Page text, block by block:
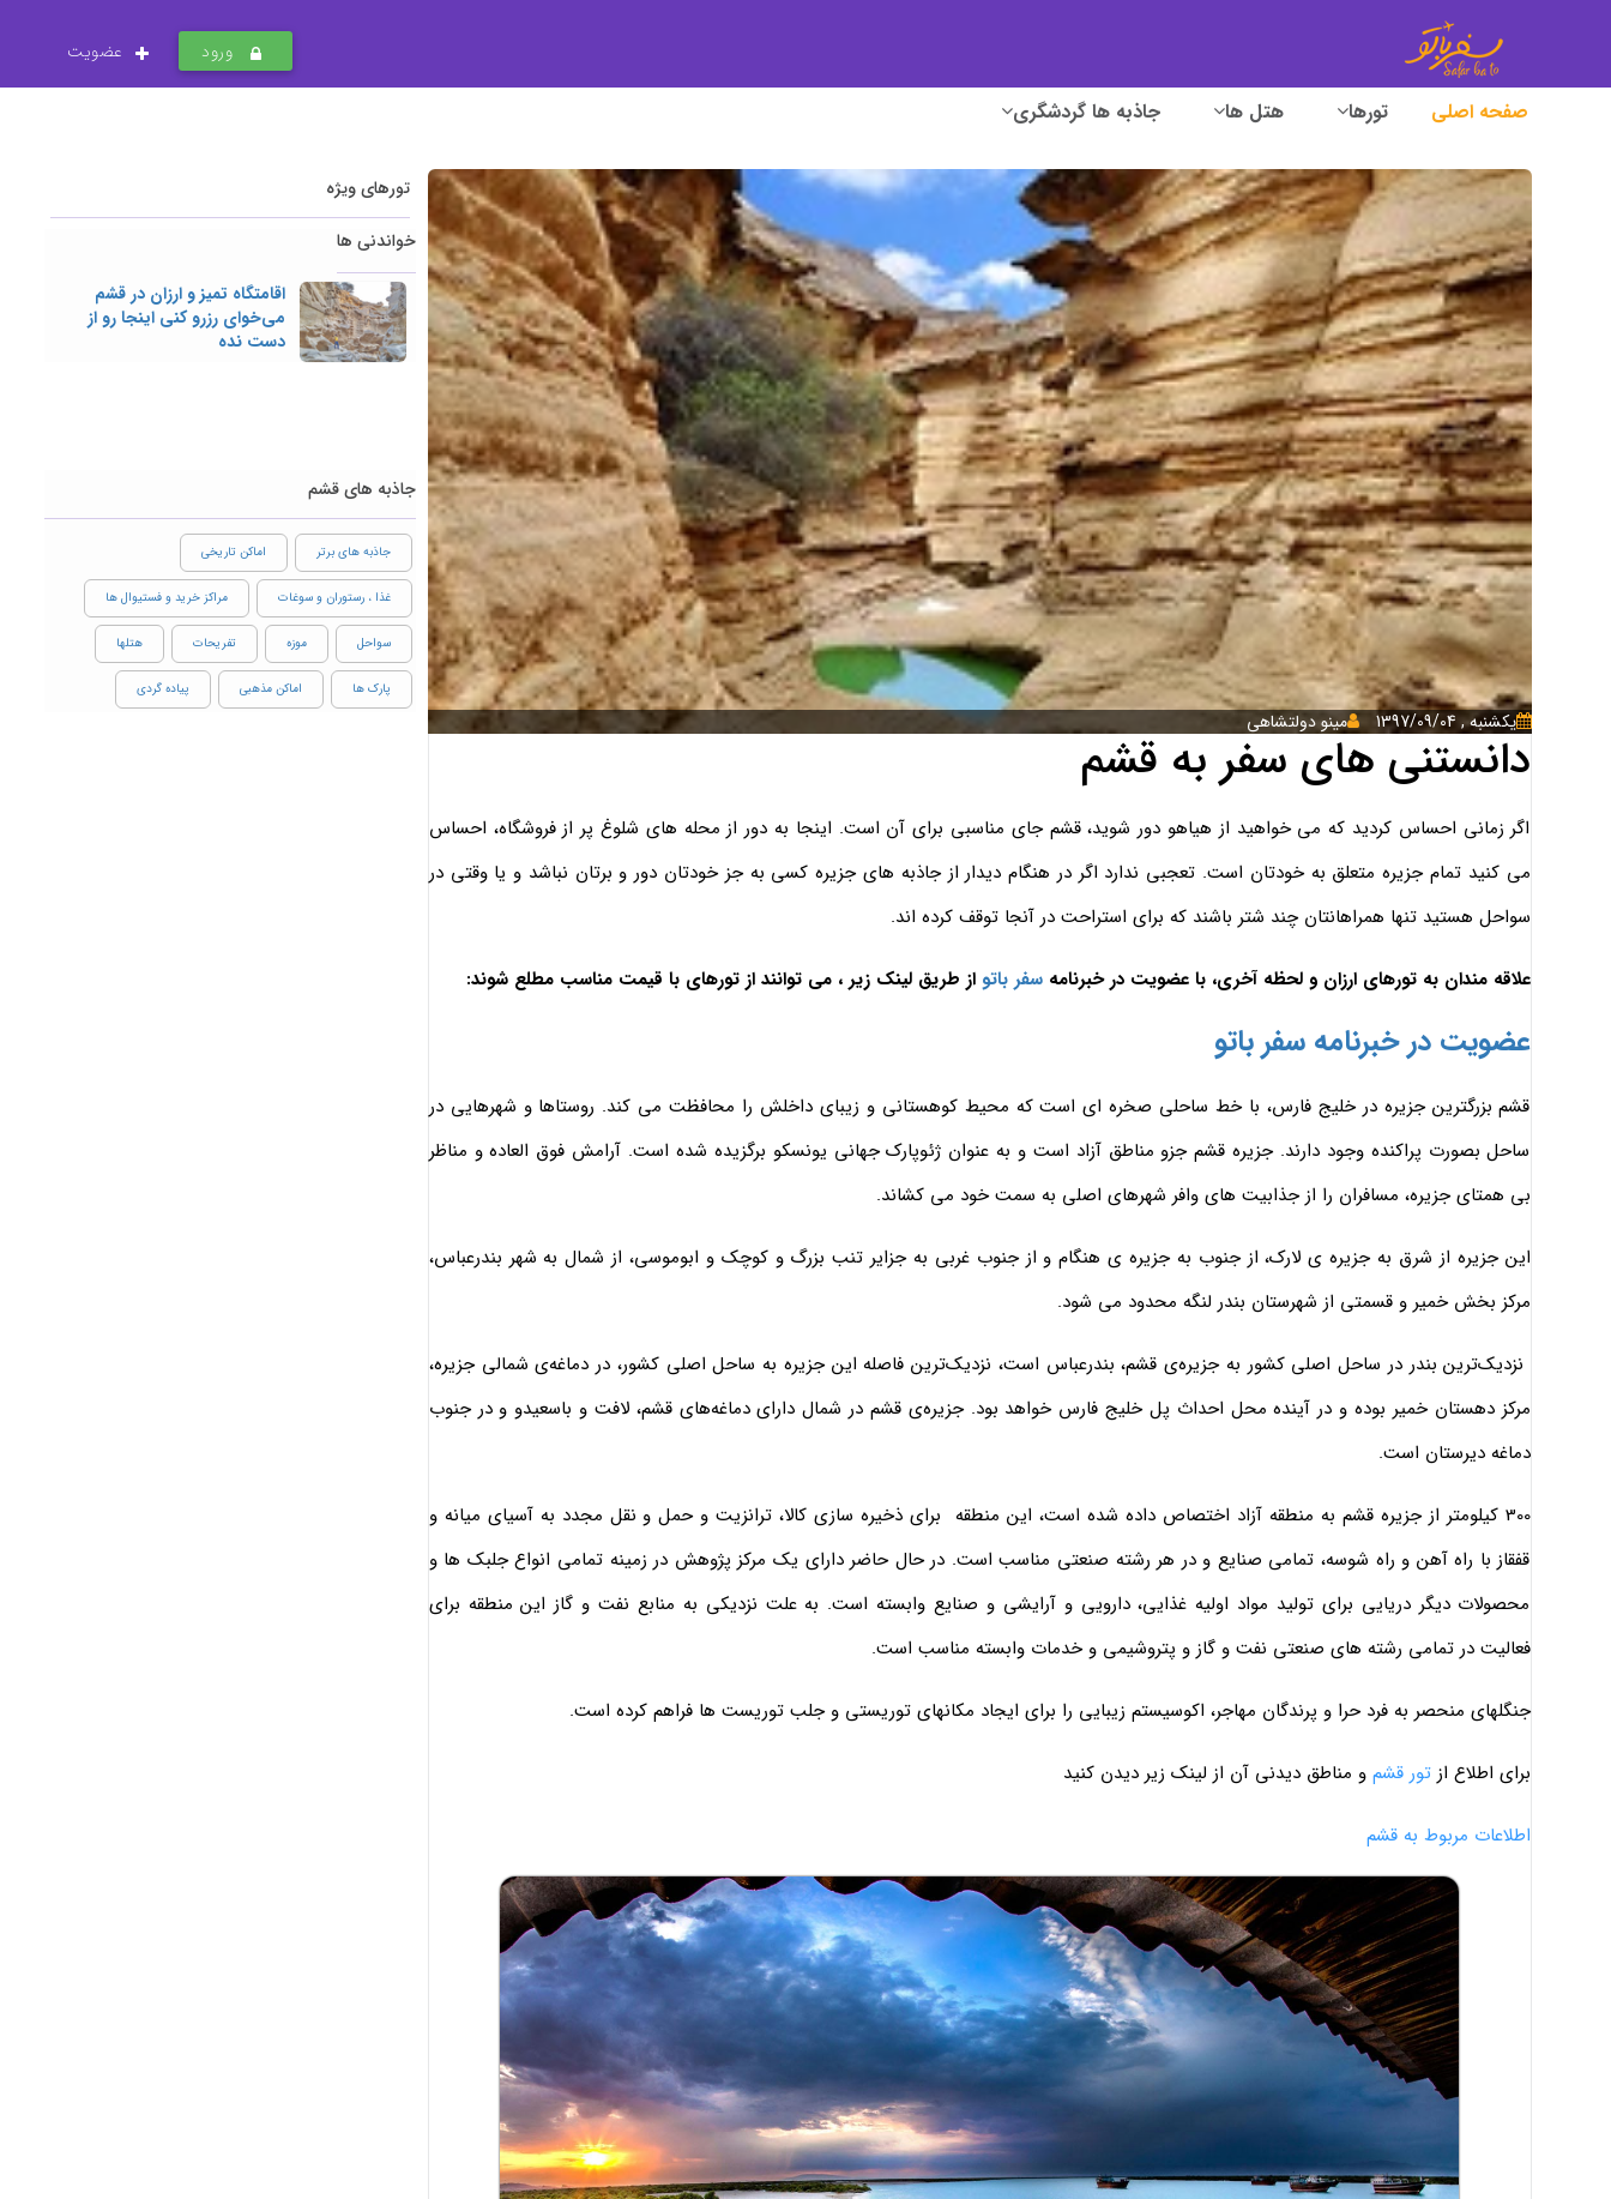
ورود عضویت
صفحه اصلی تورها هتل ها جاذبه ها گردشگری
يكشنبه , 1397/09/04 مینو دولتشاهی
دانستنی های سفر به قشم
اگر زمانی احساس کردید که می خواهید از هیاهو دور شوید، قشم جای مناسبی برای آن است. اینجا به دور از محله های شلوغ پر از فروشگاه، احساس
می کنید تمام جزیره متعلق به خودتان است. تعجبی ندارد اگر در هنگام دیدار از جاذبه های جزیره کسی به جز خودتان دور و برتان نباشد و یا وقتی در
سواحل هستید تنها همراهانتان چند شتر باشند که برای استراحت در آنجا توقف کرده اند.
علاقه مندان به تورهای ارزان و لحظه آخری، با عضویت در خبرنامه سفر باتو از طریق لینک زیر ، می توانند از تورهای با قیمت مناسب مطلع شوند:
عضویت در خبرنامه سفر باتو
قشم بزرگترین جزیره در خلیج فارس، با خط ساحلی صخره ای است که محیط کوهستانی و زیبای داخلش را محافظت می کند. روستاها و شهرهایی در
ساحل بصورت پراکنده وجود دارند. جزیره قشم جزو مناطق آزاد است و به عنوان ژئوپارک جهانی یونسکو برگزیده شده است. آرامش فوق العاده و مناظر
بی همتای جزیره، مسافران را از جذابیت های وافر شهرهای اصلی به سمت خود می کشاند.
این جزیره از شرق به جزیره ی لارک، از جنوب به جزیره ی هنگام و از جنوب غربی به جزایر تنب بزرگ و کوچک و ابوموسی، از شمال به شهر بندرعباس،
مرکز بخش خمیر و قسمتی از شهرستان بندر لنگه محدود می شود.
نزديک‌ترين بندر در ساحل اصلى کشور به جزيره‌ى قشم، بندرعباس است، نزديک‌ترين فاصله اين جزيره به ساحل اصلى کشور، در دماغه‌ى شمالى جزيره،
مرکز دهستان خمیر بوده و در آينده محل احداث پل خليج فارس خواهد بود. جزيره‌ى قشم در شمال داراى دماغه‌هاى قشم، لافت و باسعيدو و در جنوب
دماغه ديرستان است.
300 کيلومتر از جزيره قشم به منطقه آزاد اختصاص داده شده است، این منطقه براي ذخيره سازي کالا، ترانزيت و حمل و نقل مجدد به آسياي ميانه و
قفقاز با راه آهن و راه شوسه، تمامي صنايع و در هر رشته صنعتي مناسب است. در حال حاضر داراي يک مرکز پژوهش در زمينه تمامي انواع جلبک ها و
محصولات ديگر دريايي براي توليد مواد اوليه غذايي، دارويي و آرايشي و صنايع وابسته است. به علت نزديکي به منابع نفت و گاز اين منطقه براي
فعاليت در تمامي رشته هاي صنعتي نفت و گاز و پتروشيمي و خدمات وابسته مناسب است.
جنگلهاي منحصر به فرد حرا و پرندگان مهاجر، اکوسيستم زيبايي را براي ايجاد مکانهاي توريستي و جلب توريست ها فراهم کرده است.
برای اطلاع از تور قشم و مناطق دیدنی آن از لینک زیر دیدن کنید
اطلاعات مربوط به قشم
تورهای ویژه
خواندنی ها
اقامتگاه تمیز و ارزان در قشم
می‌خوای رزرو کنی اینجا رو از
دست نده
جاذبه های قشم
جاذبه های برتر اماکن تاریخی
غذا ، رستوران و سوغات مراکز خرید و فستیوال ها
سواحل موزه تفریحات هتلها
پارک ها اماکن مذهبی پیاده گردی